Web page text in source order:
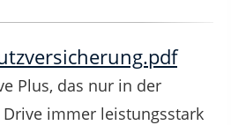
Plus, das nur in der
Drive immer leistungsstark